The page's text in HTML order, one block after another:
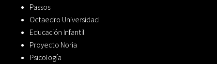
Passos
Octaedro Universidad
Educación Infantil
Proyecto Noria
Psicología